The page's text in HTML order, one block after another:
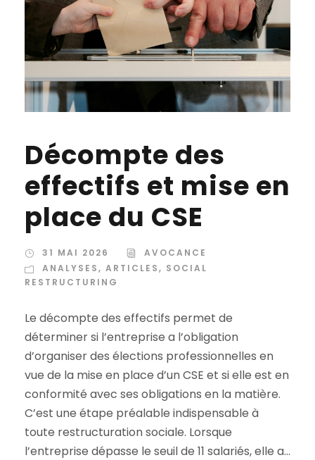
Décompte des
effectifs et mise en
place du CSE
31 MAI 2026
AVOCANCE
ANALYSES, ARTICLES, SOCIAL
RESTRUCTURING
Le décompte des effectifs permet de
déterminer si l’entreprise a l’obligation
d’organiser des élections professionnelles en
vue de la mise en place d’un CSE et si elle est en
conformité avec ses obligations en la matière.
C’est une étape préalable indispensable à
toute restructuration sociale. Lorsque
l’entreprise dépasse le seuil de 11 salariés, elle a...